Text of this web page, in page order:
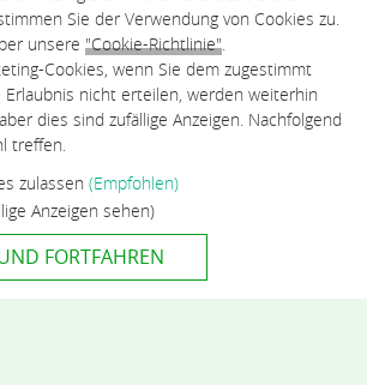
Sie der Verwendung von Cookies zu.
unsere "Cookie-Richtlinie".
Cookies, wenn Sie dem zugestimmt
Erlaubnis nicht erteilen, werden weiterhin
dies sind zufällige Anzeigen. Nachfolgend
treffen.
zulassen (Empfohlen)
Anzeigen sehen)
FORTFAHREN